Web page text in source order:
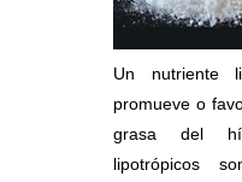
Un nutriente
promueve o
grasa del
lipotrópicos